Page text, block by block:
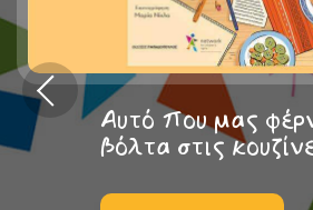
Αυτό που μας
βόλτα στις